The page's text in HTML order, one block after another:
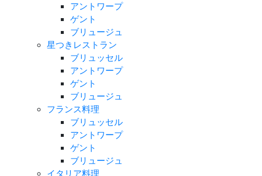
アントワープ
ゲント
ブリュージュ
星つきレストラン
ブリュッセル
アントワープ
ゲント
ブリュージュ
フランス料理
ブリュッセル
アントワープ
ゲント
ブリュージュ
イタリア料理